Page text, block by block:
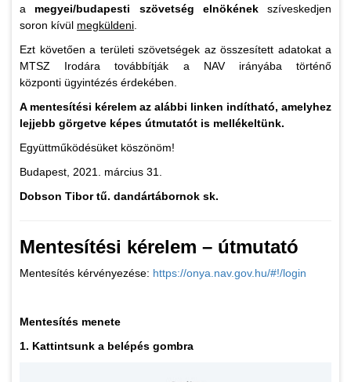
a megyei/budapesti szövetség elnökénekszíveskedjen
soron kívül megküldeni.
Ezt követően a területi szövetségek az összesített adatokat a
MTSZ Irodára továbbítják a NAV irányába történő
központi ügyintézés érdekében.
A mentesítési kérelem az alábbi linken indítható, amelyhez
lejjebb görgetve képes útmutatót is mellékeltünk.
Együttműködésüket köszönöm!
Budapest, 2021. március 31.
Dobson Tibor tű. dandártábornok sk.
Mentesítési kérelem – útmutató
Mentesítés kérvényezése: https://onya.nav.gov.hu/#!/login
Mentesítés menete
1. Kattintsunk a belépés gombra